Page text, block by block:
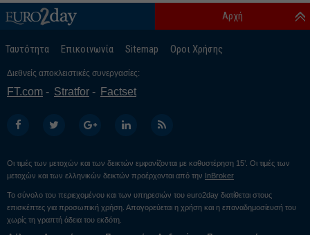
Ταυτότητα Επικοινωνία Sitemap Οροι Χρήσης
Αρχή
Διεθνείς αποκλειστικές συνεργασίες:
FT.com Stratfor Factset
Οι τιμές των μετοχών και των δεικτών εμφανίζονται με καθυστέρηση 15’. Οι τιμές των
μετοχών και των ελληνικών δεικτών προέρχονται από την InBroker
Το σύνολο του περιεχομένου και των υπηρεσιών του euro2day διατίθεται στους
επισκέπτες για προσωπική χρήση. Απαγορεύεται η χρήση και η επαναδημοσίευσή του
χωρίς τη γραπτή άδεια του εκδότη.